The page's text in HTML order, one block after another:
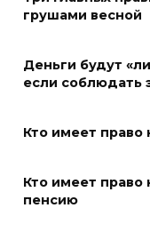
Ночью
уничтожены
08 августа 2026
пяти районах
грушами весной
Деньги будут
если соблюдать
Кто имеет право
Кто имеет право
пенсию